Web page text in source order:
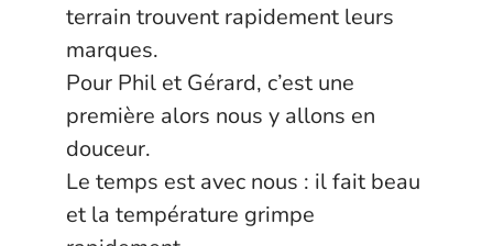
terrain trouvent rapidement leurs
marques.
Pour Phil et Gérard, c’est une
première alors nous y allons en
douceur.
Le temps est avec nous : il fait beau
et la température grimpe